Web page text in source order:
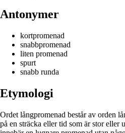
Antonymer
kortpromenad
snabbpromenad
liten promenad
spurt
snabb runda
Etymologi
Ordet långpromenad består av orden
på en sträcka eller tid som är stor eller